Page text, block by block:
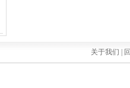
关于我们 |